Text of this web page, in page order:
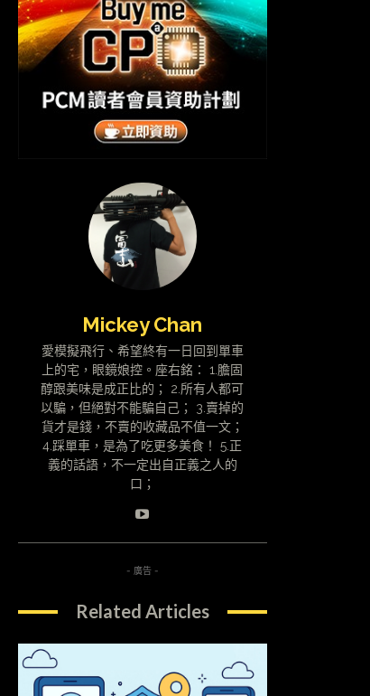
Mickey Chan
愛模擬飛行、希望終有一日回到單車
上的宅，眼鏡娘控。座右銘： 1.膽固
醇跟美味是成正比的； 2.所有人都可
以騙，但絕對不能騙自己； 3.賣掉的
貨才是錢，不賣的收藏品不值一文；
4.踩單車，是為了吃更多美食！ 5.正
義的話語，不一定出自正義之人的
口；
- 廣告 -
Related Articles